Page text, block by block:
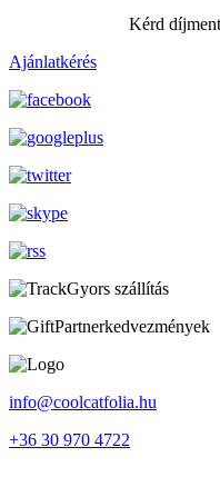
Kérd
Ajánlatkérés
Gyors szállítás
Partnerkedvezmények
info@coolcatfolia.hu
+36 30 970 4722